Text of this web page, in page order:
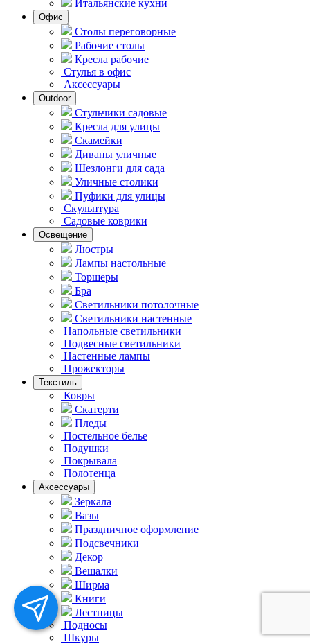
Итальянские кухни
Офис
Столы переговорные
Рабочие столы
Кресла рабочие
Стулья в офис
Аксессуары
Outdoor
Стульчики садовые
Кресла для улицы
Скамейки
Диваны уличные
Шезлонги для сада
Уличные столики
Пуфики для улицы
Скульптура
Садовые коврики
Освещение
Люстры
Лампы настольные
Торшеры
Бра
Светильники потолочные
Светильники настенные
Напольные светильники
Подвесные светильники
Hастенные лампы
Прожекторы
Текстиль
Ковры
Скатерти
Пледы
Постельное белье
Подушки
Покрывала
Полотенца
Аксессуары
Зеркала
Вазы
Праздничное оформление
Подсвечники
Декор
Вешалки
Ширма
Книги
Лестницы
Подносы
Шкуры